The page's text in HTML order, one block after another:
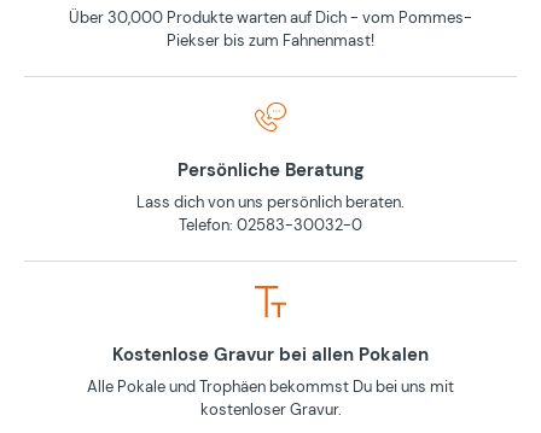
Über 30,000 Produkte warten auf Dich - vom Pommes-
Piekser bis zum Fahnenmast!
Persönliche Beratung
Lass dich von uns persönlich beraten.
Telefon: 02583-30032-0
Kostenlose Gravur bei allen Pokalen
Alle Pokale und Trophäen bekommst Du bei uns mit
kostenloser Gravur.